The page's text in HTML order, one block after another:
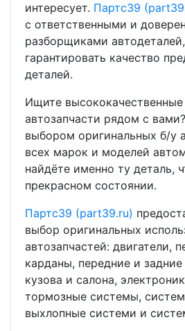
интересует. Партс39
с ответственными и
разборщиками
гарантировать качество
деталей.
Ищите
автозапчасти рядом с
выбором оригинальных б/у
всех марок и моделей
найдёте именно ту деталь,
прекрасном состоянии.
Партс39 (part39.ru)
выбор оригинальных
автозапчастей: двигатели,
карданы, передние и
кузова и салона,
тормозные системы,
выхлопные системи и